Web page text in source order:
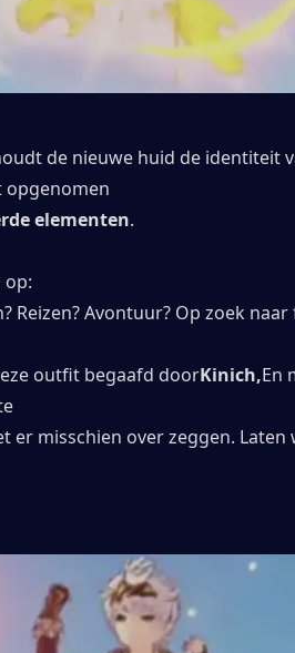
de nieuwe huid de identiteit
elementen.
Reizen? Avontuur? Op zoek naar
outfit begaafd doorKinich,En
er misschien over zeggen.